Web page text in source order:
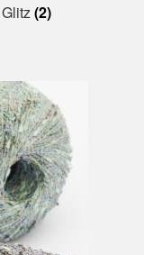
(2)